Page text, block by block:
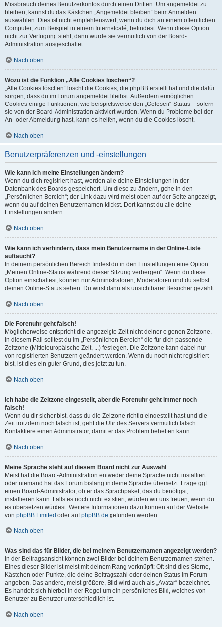
Missbrauch deines Benutzerkontos durch einen Dritten. Um angemeldet zu
bleiben, kannst du das Kästchen „Angemeldet bleiben“ beim Anmelden
auswählen. Dies ist nicht empfehlenswert, wenn du dich an einem öffentlichen
Computer, zum Beispiel in einem Internetcafé, befindest. Wenn diese Option
nicht zur Verfügung steht, dann wurde sie vermutlich von der Board-
Administration ausgeschaltet.
Nach oben
Wozu ist die Funktion „Alle Cookies löschen“?
„Alle Cookies löschen“ löscht die Cookies, die phpBB erstellt hat und die dafür
sorgen, dass du im Forum angemeldet bleibst. Außerdem ermöglichen
Cookies einige Funktionen, wie beispielsweise den „Gelesen“-Status – sofern
sie von der Board-Administration aktiviert wurden. Wenn du Probleme bei der
An- oder Abmeldung hast, kann es helfen, wenn du die Cookies löscht.
Nach oben
Benutzerpräferenzen und -einstellungen
Wie kann ich meine Einstellungen ändern?
Wenn du dich registriert hast, werden alle deine Einstellungen in der
Datenbank des Boards gespeichert. Um diese zu ändern, gehe in den
„Persönlichen Bereich“; der Link dazu wird meist oben auf der Seite angezeigt,
wenn du auf deinen Benutzernamen klickst. Dort kannst du alle deine
Einstellungen ändern.
Nach oben
Wie kann ich verhindern, dass mein Benutzername in der Online-Liste
auftaucht?
In deinem persönlichen Bereich findest du in den Einstellungen eine Option
„Meinen Online-Status während dieser Sitzung verbergen“. Wenn du diese
Option einschaltest, können nur Administratoren, Moderatoren und du selbst
deinen Online-Status sehen. Du wirst dann als unsichtbarer Besucher gezählt.
Nach oben
Die Forenuhr geht falsch!
Möglicherweise entspricht die angezeigte Zeit nicht deiner eigenen Zeitzone.
In diesem Fall solltest du im „Persönlichen Bereich“ die für dich passende
Zeitzone (Mitteleuropäische Zeit, ...) festlegen. Die Zeitzone kann dabei nur
von registrierten Benutzern geändert werden. Wenn du noch nicht registriert
bist, ist dies ein guter Grund, dies jetzt zu tun.
Nach oben
Ich habe die Zeitzone eingestellt, aber die Forenuhr geht immer noch
falsch!
Wenn du dir sicher bist, dass du die Zeitzone richtig eingestellt hast und die
Zeit trotzdem noch falsch ist, geht die Uhr des Servers vermutlich falsch.
Kontaktiere einen Administrator, damit er das Problem beheben kann.
Nach oben
Meine Sprache steht auf diesem Board nicht zur Auswahl!
Meist hat die Board-Administration entweder deine Sprache nicht installiert
oder niemand hat das Forum bislang in deine Sprache übersetzt. Frage ggf.
einen Board-Administrator, ob er das Sprachpaket, das du benötigst,
installieren kann. Falls es noch nicht existiert, würden wir uns freuen, wenn du
es übersetzen würdest. Weitere Informationen dazu können auf der Website
von phpBB Limited oder aufphpBB.de gefunden werden.
Nach oben
Was sind das für Bilder, die bei meinem Benutzernamen angezeigt werden?
In der Beitragsansicht können zwei Bilder bei deinem Benutzernamen stehen.
Eines dieser Bilder ist meist mit deinem Rang verknüpft: Oft sind dies Sterne,
Kästchen oder Punkte, die deine Beitragszahl oder deinen Status im Forum
angeben. Das andere, meist größere, Bild wird auch als „Avatar“ bezeichnet.
Es handelt sich hierbei in der Regel um ein persönliches Bild, welches von
Benutzer zu Benutzer unterschiedlich ist.
Nach oben